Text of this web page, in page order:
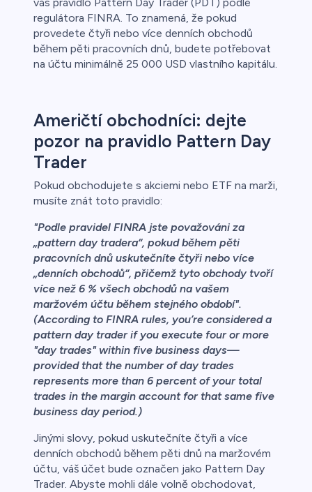
regulátora FINRA. To znamená, že pokud
provedete čtyři nebo více denních obchodů
během pěti pracovních dnů, budete potřebovat
na účtu minimálně 25 000 USD vlastního kapitálu.
Američtí obchodníci: dejte
pozor na pravidlo Pattern Day
Trader
Pokud obchodujete s akciemi nebo ETF na marži,
musíte znát toto pravidlo:
"Podle pravidel FINRA jste považováni za
„pattern day tradera“, pokud během pěti
pracovních dnů uskutečníte čtyři nebo více
„denních obchodů“, přičemž tyto obchody tvoří
více než 6 % všech obchodů na vašem
maržovém účtu během stejného období".
(According to FINRA rules, you’re considered a
pattern day trader if you execute four or more
"day trades" within five business days—
provided that the number of day trades
represents more than 6 percent of your total
trades in the margin account for that same five
business day period.)
Jinými slovy, pokud uskutečníte čtyři a více
denních obchodů během pěti dnů na maržovém
účtu, váš účet bude označen jako Pattern Day
Trader. Abyste mohli dále volně obchodovat,